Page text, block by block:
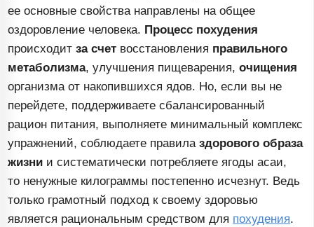
ее основные свойства направлены на общее
оздоровление человека. Процесс похудения
происходитза счет восстановления правильного
метаболизма, улучшения пищеварения,очищения
организма от накопившихся ядов. Но, если вы не
перейдете, поддерживаете сбалансированный
рацион питания, выполняете минимальный комплекс
упражнений, соблюдаете правилаздорового образа
жизни и систематически потребляете ягоды асаи,
то ненужные килограммы постепенно исчезнут. Ведь
только грамотный подход к своему здоровью
является рациональным средством для похудения.